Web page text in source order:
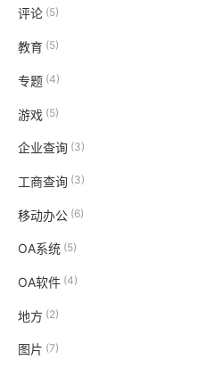
评论 (5)
教育 (5)
专题 (4)
游戏 (5)
企业查询 (3)
工商查询 (3)
移动办公 (6)
OA系统 (5)
OA软件 (4)
地方 (2)
图片 (7)